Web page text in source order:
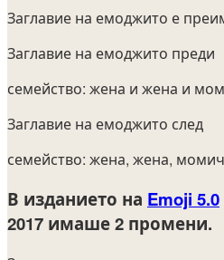
Заглавие на емоджито е
Заглавие на емоджито преди
семейство: жена и жена и
Заглавие на емоджито след
семейство: жена, жена,
В изданието на Emoji 5.0
2017 имаше 2 промени.